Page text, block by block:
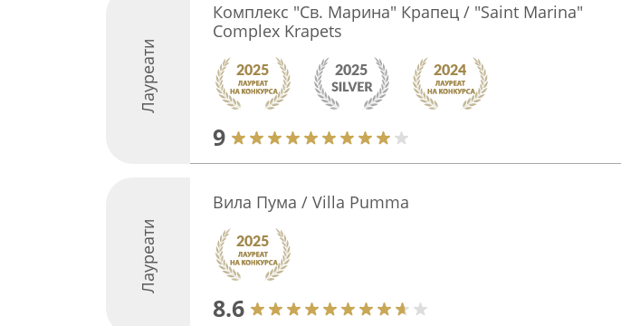
Лауреати
Комплекс "Св. Марина" Крапец / "Saint Marina"
Complex Krapets
9
Лауреати
Вила Пума / Villa Pumma
8.6